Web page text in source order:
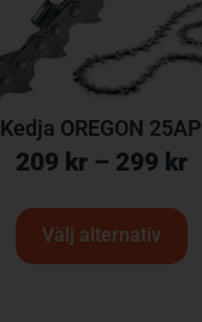
Kedja OREGON 25AP
209 kr – 299 kr
Välj alternativ